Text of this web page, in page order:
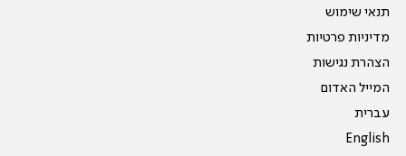
תנאי שימוש
מדיניות פרטיות
הצהרת נגישות
המייל האדום
עברית
English